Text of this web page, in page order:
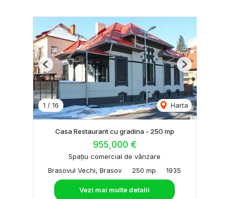
1 / 16 Harta
Previous Next
Casa Restaurant cu gradina - 250 mp
955,000 €
Spațiu comercial de vânzare
Brasovul Vechi, Brasov
250 mp 1935
Vezi mai multe detalii